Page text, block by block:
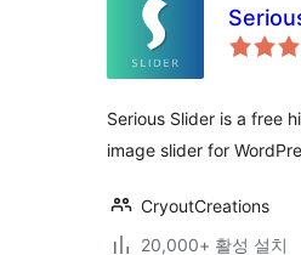
Serious Slider is a free
image slider for
CryoutCreations
20,000+ 활성 설치